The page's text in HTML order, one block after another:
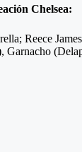
Chelsea:
Reece
Garnacho